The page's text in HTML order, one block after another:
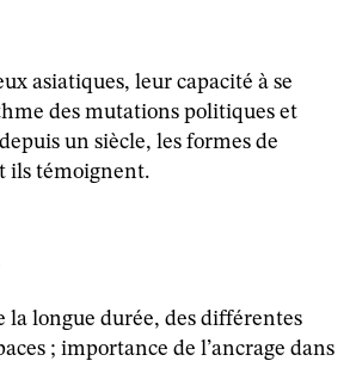
asiatiques, leur capacité à se
des mutations politiques et
un siècle, les formes de
ils témoignent.
la longue durée, des différentes
; importance de l’ancrage dans